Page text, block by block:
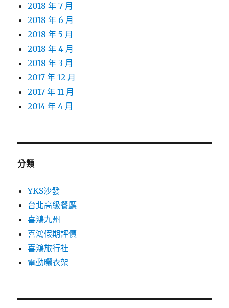
2018 年 7 月
2018 年 6 月
2018 年 5 月
2018 年 4 月
2018 年 3 月
2017 年 12 月
2017 年 11 月
2014 年 4 月
分類
YKS沙發
台北高級餐廳
喜鴻九州
喜鴻假期評價
喜鴻旅行社
電動曬衣架